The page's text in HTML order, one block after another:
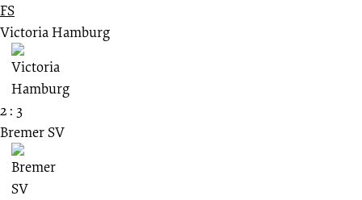
FS
Victoria Hamburg
2 : 3
Bremer SV